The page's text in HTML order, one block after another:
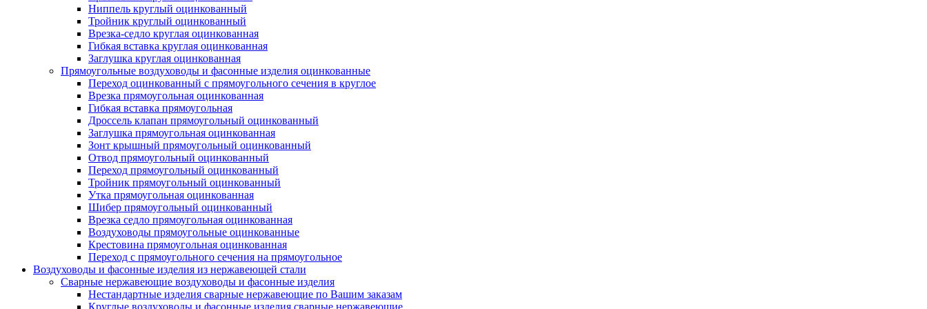
Ниппель круглый оцинкованный
Тройник круглый оцинкованный
Врезка-седло круглая оцинкованная
Гибкая вставка круглая оцинкованная
Заглушка круглая оцинкованная
Прямоугольные воздуховоды и фасонные изделия оцинкованные
Переход оцинкованный с прямоугольного сечения в круглое
Врезка прямоугольная оцинкованная
Гибкая вставка прямоугольная
Дроссель клапан прямоугольный оцинкованный
Заглушка прямоугольная оцинкованная
Зонт крышный прямоугольный оцинкованный
Отвод прямоугольный оцинкованный
Переход прямоугольный оцинкованный
Тройник прямоугольный оцинкованный
Утка прямоугольная оцинкованная
Шибер прямоугольный оцинкованный
Врезка седло прямоугольная оцинкованная
Воздуховоды прямоугольные оцинкованные
Крестовина прямоугольная оцинкованная
Переход с прямоугольного сечения на прямоугольное
Воздуховоды и фасонные изделия из нержавеющей стали
Сварные нержавеющие воздуховоды и фасонные изделия
Нестандартные изделия сварные нержавеющие по Вашим заказам
Круглые воздуховоды и фасонные изделия сварные нержавеющие